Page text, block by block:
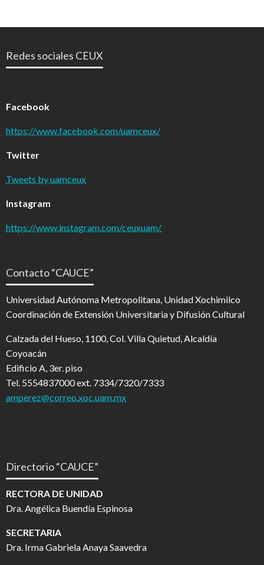
Redes sociales CEUX
Facebook
https://www.facebook.com/uamceux/
Twitter
Tweets by uamceux
Instagram
https://www.instagram.com/ceuxuam/
Contacto “CAUCE”
Universidad Autónoma Metropolitana, Unidad Xochimilco
Coordinación de Extensión Universitaria y Difusión Cultural
Calzada del Hueso, 1100, Col. Villa Quietud, Alcaldía
Coyoacán
Edificio A, 3er. piso
Tel. 5554837000 ext. 7334/7320/7333
amperez@correo.xoc.uam.mx
Directorio “CAUCE”
RECTORA DE UNIDAD
Dra. Angélica Buendía Espinosa
SECRETARIA
Dra. Irma Gabriela Anaya Saavedra